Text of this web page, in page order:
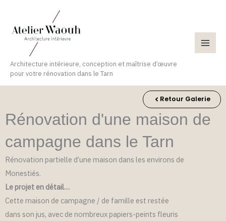
contenu
Architecture intérieure, conception et maîtrise d’œuvre
pour votre rénovation dans le Tarn
Retour Galerie
Rénovation d'une maison de
campagne dans le Tarn
Rénovation partielle d’une maison dans les environs de
Monestiés.
Le projet en détail…
Cette maison de campagne / de famille est restée
dans son jus, avec de nombreux papiers-peints fleuris